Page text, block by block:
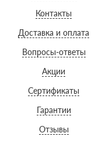
Контакты
Доставка и оплата
Вопросы-ответы
Акции
Сертификаты
Гарантии
Отзывы